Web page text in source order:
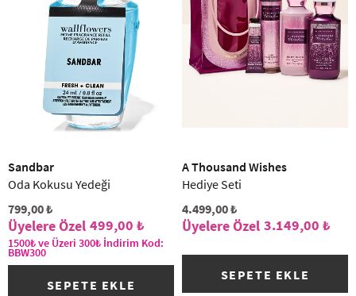
Sandbar
Oda Kokusu Yedeği
799,00 ₺
499,00 ₺
1500₺ ve Üzeri 300₺ İndirim Kod:
BBW300
SEPETE EKLE
A Thousand Wishes
Hediye Seti
4.499,00 ₺
3.149,00 ₺
SEPETE EKLE